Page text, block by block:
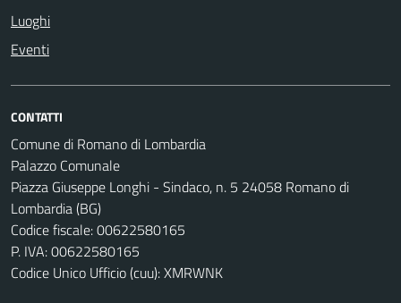
Luoghi
Eventi
CONTATTI
Comune di Romano di Lombardia
Palazzo Comunale
Piazza Giuseppe Longhi - Sindaco, n. 5 24058 Romano di
Lombardia (BG)
Codice fiscale: 00622580165
P. IVA: 00622580165
Codice Unico Ufficio (cuu): XMRWNK